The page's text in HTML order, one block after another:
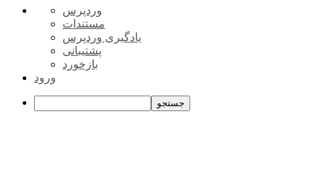
درباره
وردپرس
وردپرس
مستندات
یادگیری وردپرس
پشتیبانی
بازخورد
ورود
جستجو